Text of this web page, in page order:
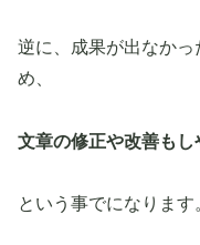
逆に、成果が出なか
め、
文章の修正や改善もし
という事でになります